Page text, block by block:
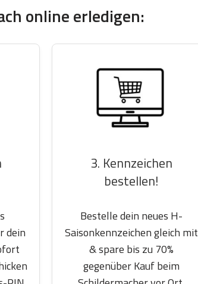
online erledigen:
dein
3. Kennzeichen
bestellen!
Bestelle dein neues H-
Saisonkennzeichen gleich mit
& spare bis zu 70%
gegenüber Kauf beim